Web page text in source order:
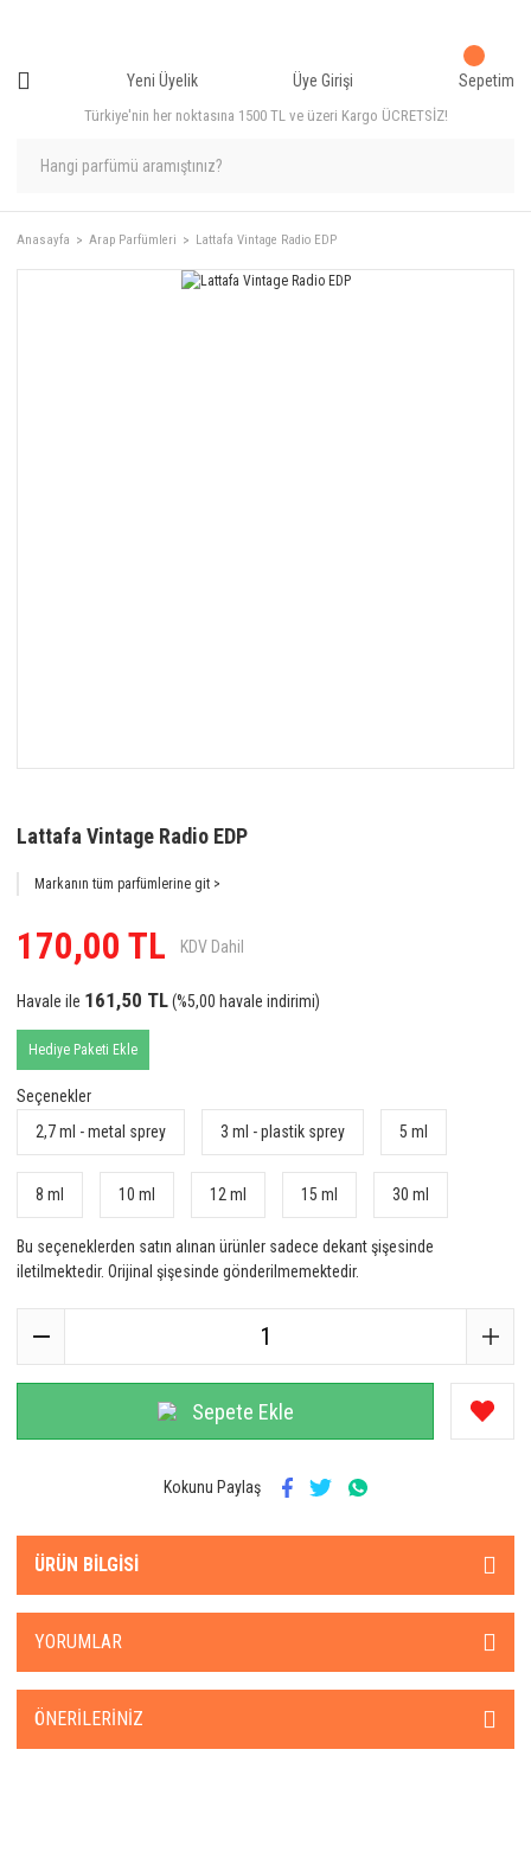
Türkiye'nin her noktasına 1500 TL ve üzeri Kargo ÜCRETSİZ!
Yeni Üyelik Üye Girişi Sepetim
Anasayfa Arap Parfümleri Lattafa Vintage Radio EDP
Lattafa Vintage Radio EDP
Markanın tüm parfümlerine git >
170,00 TL KDV Dahil
Havale ile 161,50 TL(%5,00 havale indirimi)
Hediye Paketi Ekle
Seçenekler
2,7 ml - metal sprey
3 ml - plastik sprey 5 ml
8 ml 10 ml 12 ml 15 ml 30 ml
Bu seçeneklerden satın alınan ürünler sadece dekant şişesinde
iletilmektedir. Orijinal şişesinde gönderilmemektedir.
Sepete Ekle
Kokunu Paylaş
ÜRÜN BILGISI
YORUMLAR
ÖNERILERINIZ